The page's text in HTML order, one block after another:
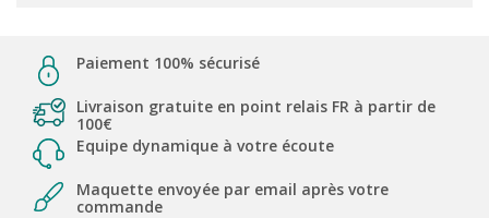
Paiement 100% sécurisé
Livraison gratuite en point relais FR à partir de
100€
Equipe dynamique à votre écoute
Maquette envoyée par email après votre
commande